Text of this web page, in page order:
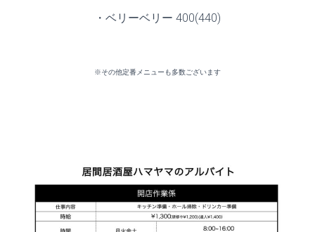
・ベリーベリー 400(440)
※その他定番メニューも多数ございます